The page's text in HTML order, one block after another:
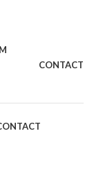
CONTACT